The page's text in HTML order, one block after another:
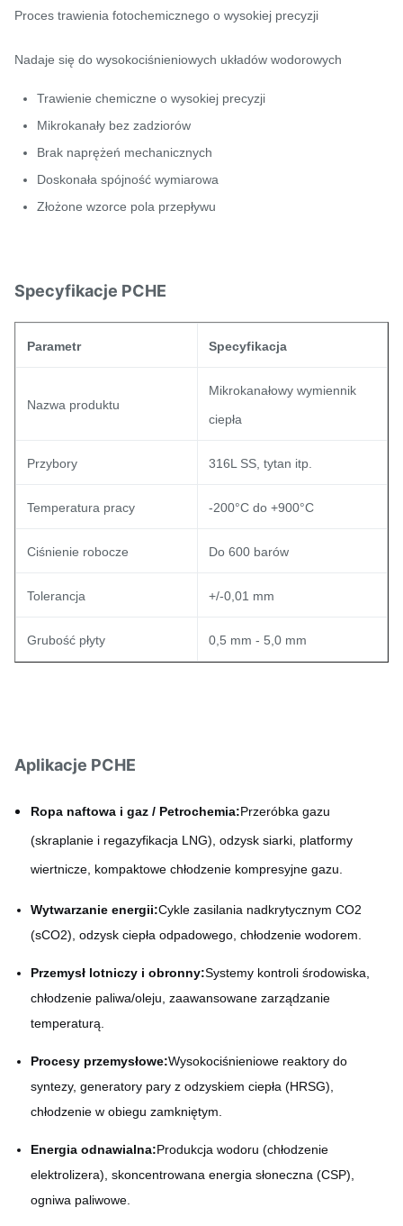
Proces trawienia fotochemicznego o wysokiej precyzji
Nadaje się do wysokociśnieniowych układów wodorowych
Trawienie chemiczne o wysokiej precyzji
Mikrokanały bez zadziorów
Brak naprężeń mechanicznych
Doskonała spójność wymiarowa
Złożone wzorce pola przepływu
Specyfikacje PCHE
Parametr Specyfikacja
Nazwa produktu
Mikrokanałowy wymiennik
ciepła
Przybory 316L SS, tytan itp.
Temperatura pracy -200°C do +900°C
Ciśnienie robocze Do 600 barów
Tolerancja +/-0,01 mm
Grubość płyty 0,5 mm - 5,0 mm
Aplikacje PCHE
Ropa naftowa i gaz / Petrochemia:Przeróbka gazu
(skraplanie i regazyfikacja LNG), odzysk siarki, platformy
wiertnicze, kompaktowe chłodzenie kompresyjne gazu.
Wytwarzanie energii:Cykle zasilania nadkrytycznym CO2
(sCO2), odzysk ciepła odpadowego, chłodzenie wodorem.
Przemysł lotniczy i obronny:Systemy kontroli środowiska,
chłodzenie paliwa/oleju, zaawansowane zarządzanie
temperaturą.
Procesy przemysłowe:Wysokociśnieniowe reaktory do
syntezy, generatory pary z odzyskiem ciepła (HRSG),
chłodzenie w obiegu zamkniętym.
Energia odnawialna:Produkcja wodoru (chłodzenie
elektrolizera), skoncentrowana energia słoneczna (CSP),
ogniwa paliwowe.